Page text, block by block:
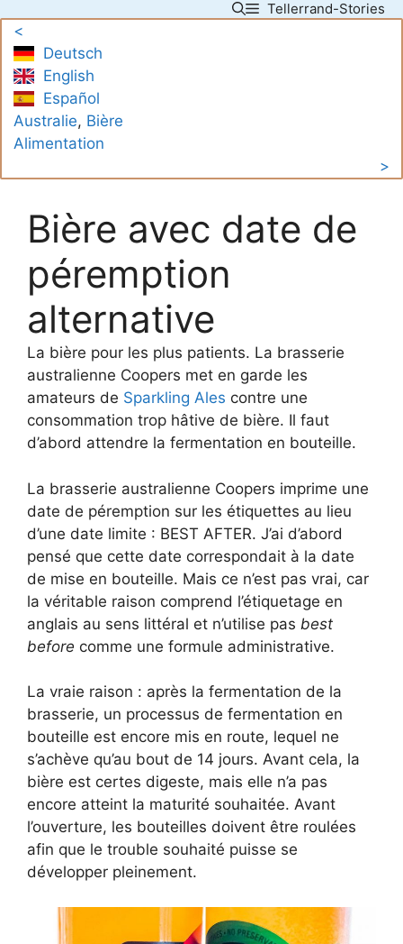
content
Tellerrand-Stories
<
Deutsch
English
Español
Australie, Bière
Alimentation
>
Bière avec date de
péremption
alternative
La bière pour les plus patients. La brasserie
australienne Coopers met en garde les
amateurs de Sparkling Ales contre une
consommation trop hâtive de bière. Il faut
d’abord attendre la fermentation en bouteille.
La brasserie australienne Coopers imprime une
date de péremption sur les étiquettes au lieu
d’une date limite : BEST AFTER. J’ai d’abord
pensé que cette date correspondait à la date
de mise en bouteille. Mais ce n’est pas vrai, car
la véritable raison comprend l’étiquetage en
anglais au sens littéral et n’utilise pas best
before comme une formule administrative.
La vraie raison : après la fermentation de la
brasserie, un processus de fermentation en
bouteille est encore mis en route, lequel ne
s’achève qu’au bout de 14 jours. Avant cela, la
bière est certes digeste, mais elle n’a pas
encore atteint la maturité souhaitée. Avant
l’ouverture, les bouteilles doivent être roulées
afin que le trouble souhaité puisse se
développer pleinement.